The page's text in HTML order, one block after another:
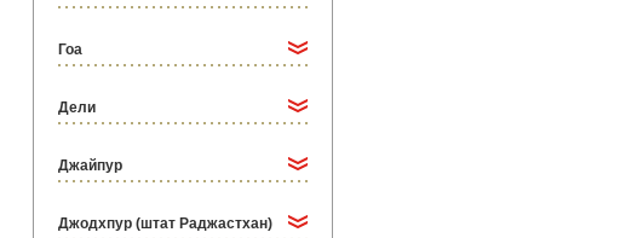
Гоа
Дели
Джайпур
Джодхпур (штат Раджастхан)